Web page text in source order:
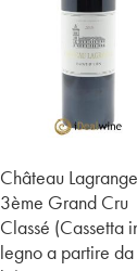
Château Lagrange
3ème Grand Cru
Classé (Cassetta
legno a partire da